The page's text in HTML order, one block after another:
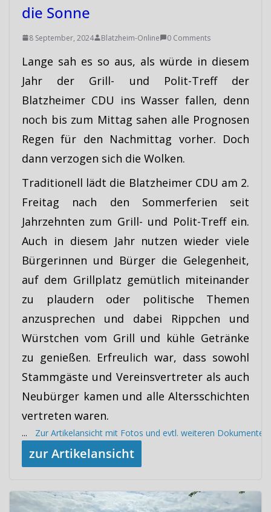
die Sonne
8 September, 2024 Blatzheim-Online 0 Comments
Lange sah es so aus, als würde in diesem
Jahr der Grill- und Polit-Treff der
Blatzheimer CDU ins Wasser fallen, denn
noch bis zum Mittag sahen alle Prognosen
Regen für den Nachmittag vorher. Doch
dann verzogen sich die Wolken.
Traditionell lädt die Blatzheimer CDU am 2.
Freitag nach den Sommerferien seit
Jahrzehnten zum Grill- und Polit-Treff ein.
Auch in diesem Jahr nutzen wieder viele
Bürgerinnen und Bürger die Gelegenheit,
auf dem Grillplatz gemütlich miteinander
zu plaudern oder politische Themen
anzusprechen und dabei Rippchen und
Würstchen vom Grill und kühle Getränke
zu genießen. Erfreulich war, dass sowohl
Stammgäste und Vereinsvertreter als auch
Neubürger kamen und alle Altersschichten
vertreten waren.
...Zur Artikelansicht mit Fotos und evtl. weiteren Dokumenten
zur Artikelansicht